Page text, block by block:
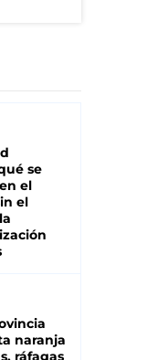
se
el
el
naranja
ráfagas